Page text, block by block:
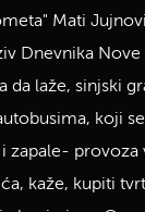
Mati
Dnevnika Nove
da laže, sinjski
koji
i zapale-
kaže, kupiti